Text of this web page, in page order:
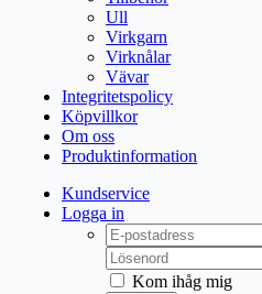
Ull
Virkgarn
Virknålar
Vävar
Integritetspolicy
Köpvillkor
Om oss
Produktinformation
Kundservice
Logga in
Kom ihåg mig